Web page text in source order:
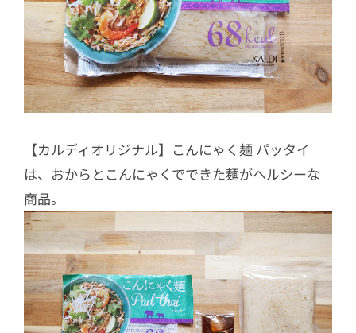
【カルディオリジナル】こんにゃく麺 パッタイ
は、おからとこんにゃくでできた麺がヘルシーな
商品。